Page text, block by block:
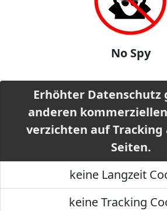
No Spy
Erhöhter Datenschutz
anderen
verzichten auf Tracking
Seiten.
keine Langzeit
keine Tracking